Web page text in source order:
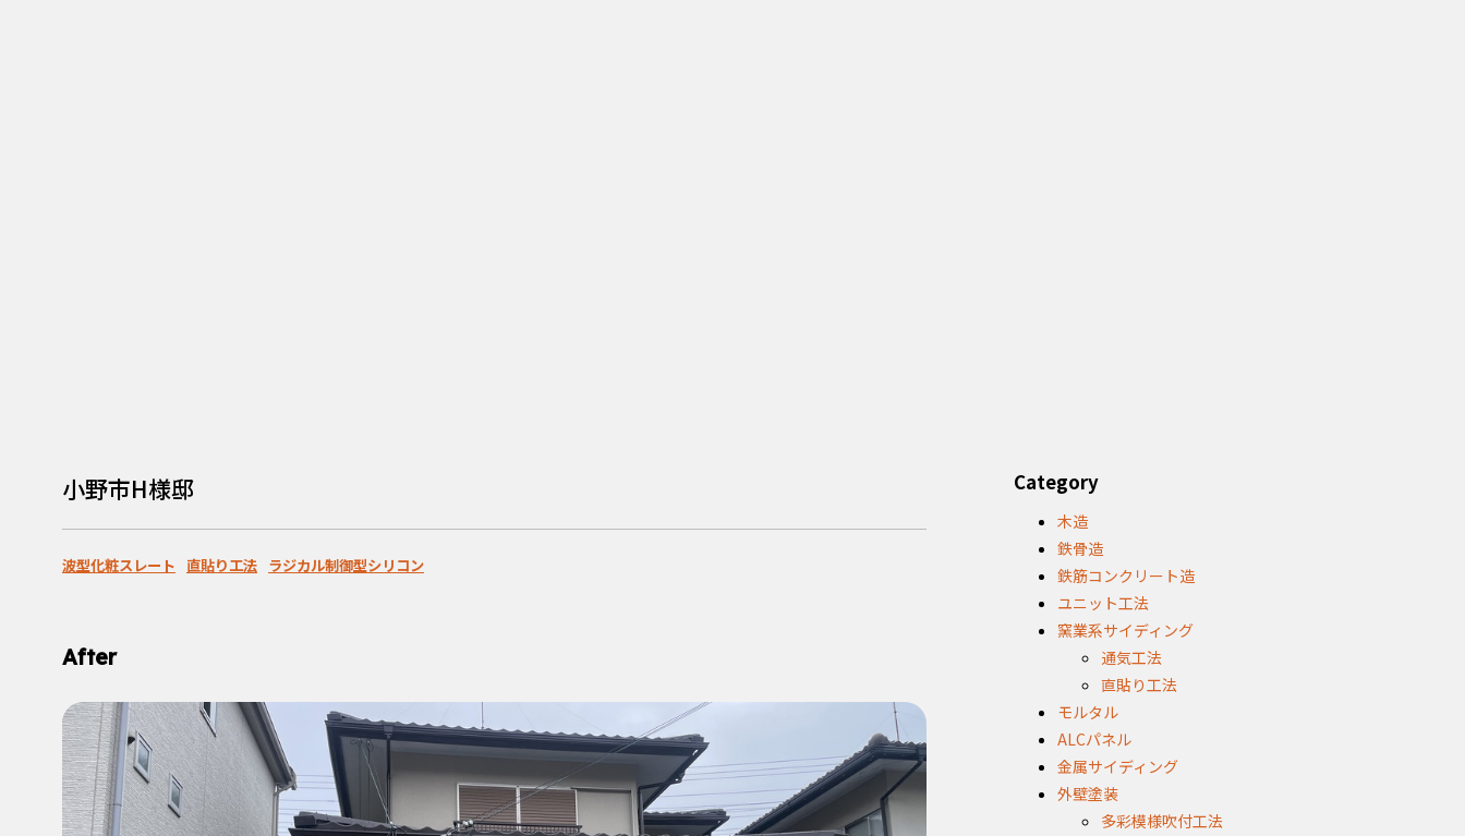
小野市H様邸
波型化粧スレート 直貼り工法 ラジカル制御型シリコン
After
Category
木造
鉄骨造
鉄筋コンクリート造
ユニット工法
窯業系サイディング
通気工法
直貼り工法
モルタル
ALCパネル
金属サイディング
外壁塗装
多彩模様吹付工法